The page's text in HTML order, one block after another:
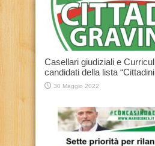
Casellari giudiziali e
candidati della lista
30 Maggio 2022